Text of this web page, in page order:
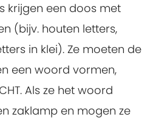
krijgen een doos met
(bijv. houten letters,
in klei). Ze moeten de
een woord vormen,
Als ze het woord
zaklamp en mogen ze